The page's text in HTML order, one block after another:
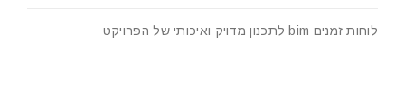
לוחות זמנים bim לתכנון מדויק ואיכותי של הפרויקט